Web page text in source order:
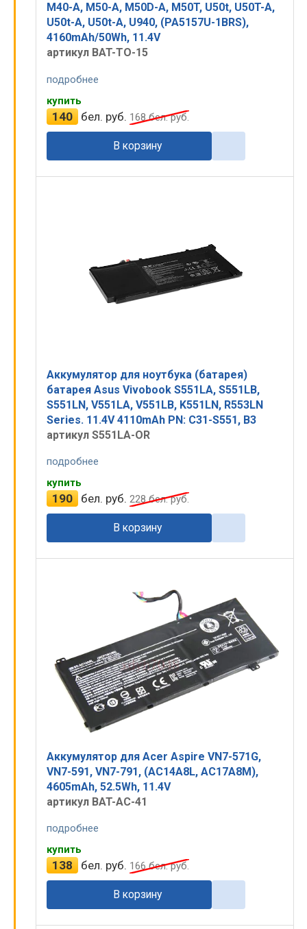
M40-A, M50-A, M50D-A, M50T, U50t, U50T-A,
U50t-A, U50t-A, U940, (PA5157U-1BRS),
4160mAh/50Wh, 11.4V
артикул BAT-TO-15
подробнее
купить
140 бел. руб. 168бел. руб.
В корзину
Аккумулятор для ноутбука (батарея)
батарея Asus Vivobook S551LA, S551LB,
S551LN, V551LA, V551LB, K551LN, R553LN
Series. 11.4V 4110mAh PN: C31-S551, B3
артикул S551LA-OR
подробнее
купить
190 бел. руб. 228бел. руб.
В корзину
Аккумулятор для Acer Aspire VN7-571G,
VN7-591, VN7-791, (AC14A8L, AC17A8M),
4605mAh, 52.5Wh, 11.4V
артикул BAT-AC-41
подробнее
купить
138 бел. руб. 166бел. руб.
В корзину